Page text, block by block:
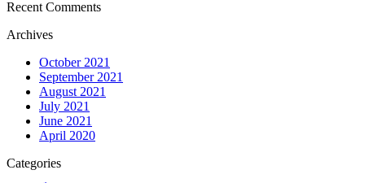
Recent Comments
Archives
October 2021
September 2021
August 2021
July 2021
June 2021
April 2020
Categories